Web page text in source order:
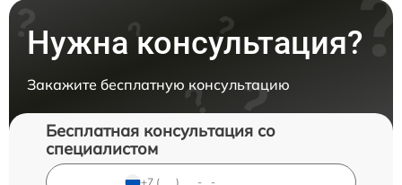
Нужна консультация?
Закажите бесплатную консультацию
Бесплатная консультация со
специалистом